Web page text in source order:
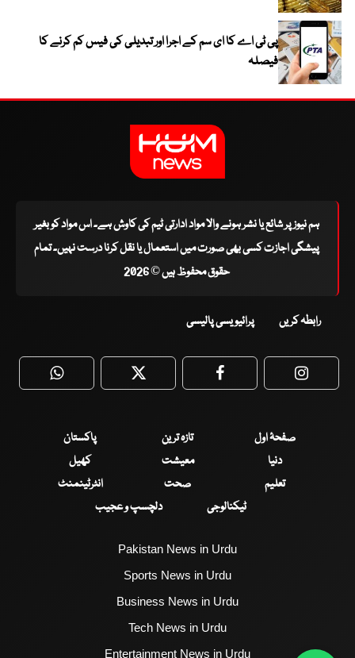
پی ٹی اے کا ای سم کے اجرا اور تبدیلی کی فیس کم کرنے کا
فیصلہ
ہم نیوز پر شائع یا نشر ہونے والا مواد ادارتی ٹیم کی کاوش ہے۔ اس مواد کو بغیر
پیشگی اجازت کسی بھی صورت میں استعمال یا نقل کرنا درست نہیں۔ تمام
حقوق محفوظ ہیں © 2026
رابطہ کریں پرائیویسی پالیسی
WhatsApp Twitter Facebook
صفحۂ اول تازہ ترین
پاکستان
دنیا
معیشت
کھیل
تعلیم
صحت
انٹرٹینمنٹ
ٹیکنالوجی
دلچسپ و عجیب
Pakistan News in Urdu
Sports News in Urdu
Business News in Urdu
Tech News in Urdu
Entertainment News in Urdu